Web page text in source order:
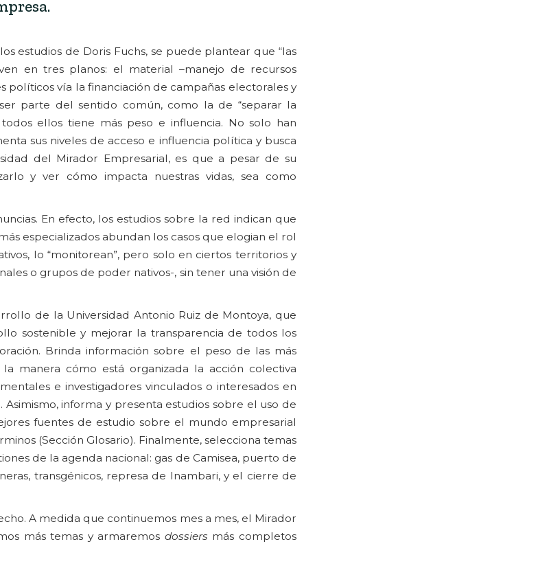
estudios de Doris Fuchs, se puede plantear que “las
en tres planos: el material –manejo de recursos
políticos vía la financiación de campañas electorales y
parte del sentido común, como la de “separar la
ellos tiene más peso e influencia. No solo han
sus niveles de acceso e influencia política y busca
del Mirador Empresarial, es que a pesar de su
y ver cómo impacta nuestras vidas, sea como
En efecto, los estudios sobre la red indican que
especializados abundan los casos que elogian el rol
lo “monitorean”, pero solo en ciertos territorios y
o grupos de poder nativos-, sin tener una visión de
de la Universidad Antonio Ruiz de Montoya, que
sostenible y mejorar la transparencia de todos los
Brinda información sobre el peso de las más
manera cómo está organizada la acción colectiva
e investigadores vinculados o interesados en
informa y presenta estudios sobre el uso de
fuentes de estudio sobre el mundo empresarial
(Sección Glosario). Finalmente, selecciona temas
de la agenda nacional: gas de Camisea, puerto de
transgénicos, represa de Inambari, y el cierre de
A medida que continuemos mes a mes, el Mirador
más temas y armaremos dossiers más completos